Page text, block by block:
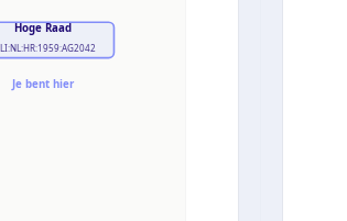
Hoge Raad
Je bent hier